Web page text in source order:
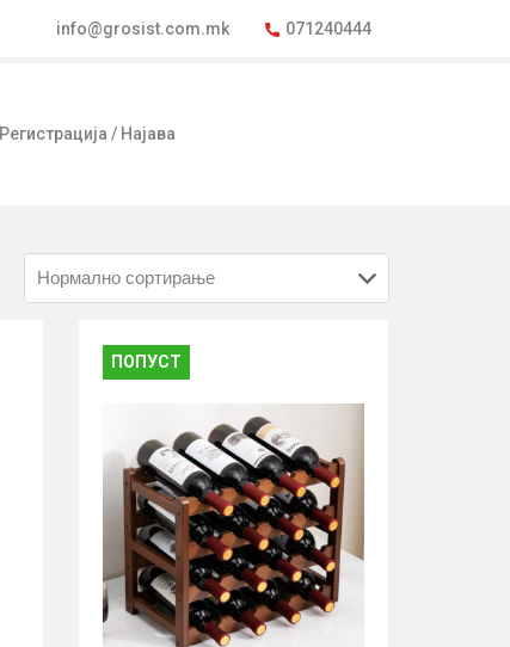
info@grosist.com.mk 071240444
Регистрација / Најава
ПОПУСТ